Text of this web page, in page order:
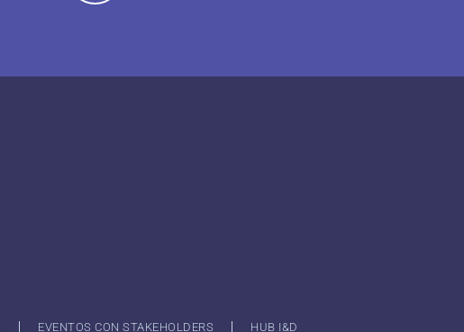
EVENTOS CON STAKEHOLDERS HUB I&D